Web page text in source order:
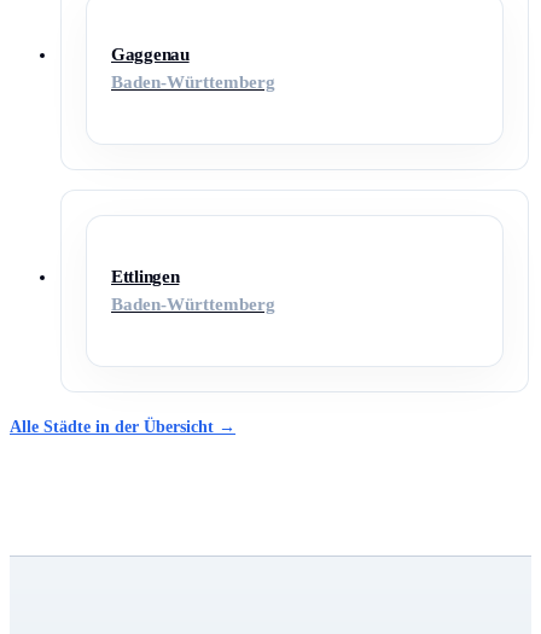
Gaggenau
Baden-Württemberg
Ettlingen
Baden-Württemberg
Alle Städte in der Übersicht →